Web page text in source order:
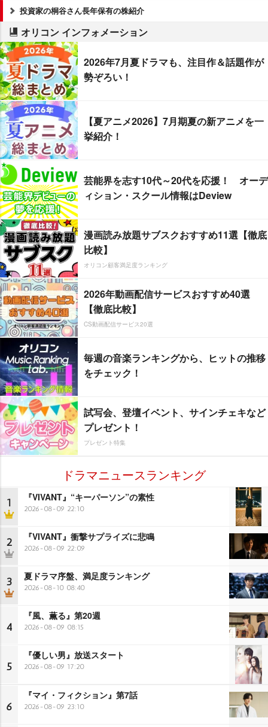
投資家の桐谷さん長年保有の株紹介
オリコン インフォメーション
2026年7月夏ドラマも、注目作＆話題作が
勢ぞろい！
【夏アニメ2026】7月期夏の新アニメを一
挙紹介！
芸能界を志す10代～20代を応援！ オーデ
ィション・スクール情報はDeview
漫画読み放題サブスクおすすめ11選【徹底
比較】
オリコン顧客満足度ランキング
2026年動画配信サービスおすすめ40選
【徹底比較】
CS動画配信サービス20選
毎週の音楽ランキングから、ヒットの推移
をチェック！
試写会、登壇イベント、サインチェキなど
プレゼント！
プレゼント特集
ドラマニュースランキング
1 『VIVANT』“キーパーソン”の素性
2026-08-09 22:10
2 『VIVANT』衝撃サプライズに悲鳴
2026-08-09 22:09
3 夏ドラマ序盤、満足度ランキング
2026-08-10 08:40
4
『風、薫る』第20週
2026-08-09 08:15
5
『優しい男』放送スタート
2026-08-09 17:20
6
『マイ・フィクション』第7話
2026-08-09 23:10